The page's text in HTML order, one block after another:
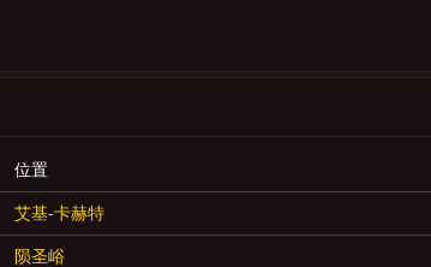
位置
艾基-卡赫特
陨圣峪